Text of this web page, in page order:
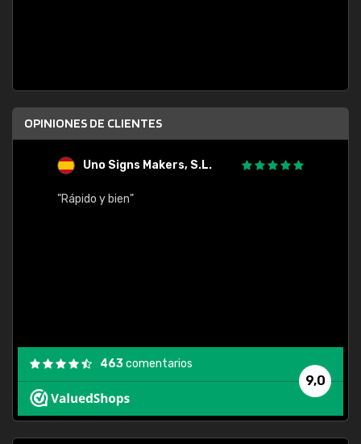
OPINIONES DE CLIENTES
Uno Signs Makers, S.L.
"Rápido y bien"
9,0
463comentarios